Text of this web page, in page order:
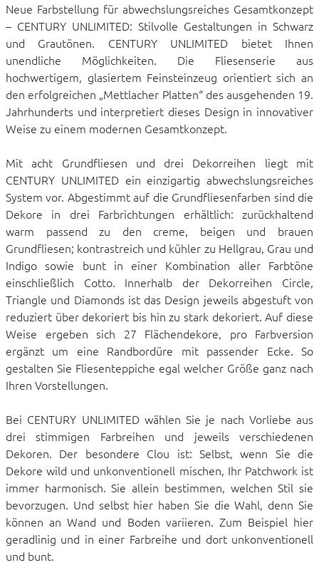
Neue Farbstellung für abwechslungsreiches Gesamtkonzept
– CENTURY UNLIMITED: Stilvolle Gestaltungen in Schwarz
und Grautönen. CENTURY UNLIMITED bietet Ihnen
unendliche Möglichkeiten. Die Fliesenserie aus
hochwertigem, glasiertem Feinsteinzeug orientiert sich an
den erfolgreichen „Mettlacher Platten“ des ausgehenden 19.
Jahrhunderts und interpretiert dieses Design in innovativer
Weise zu einem modernen Gesamtkonzept.
Mit acht Grundfliesen und drei Dekorreihen liegt mit
CENTURY UNLIMITED ein einzigartig abwechslungsreiches
System vor. Abgestimmt auf die Grundfliesenfarben sind die
Dekore in drei Farbrichtungen erhältlich: zurückhaltend
warm passend zu den creme, beigen und brauen
Grundfliesen; kontrastreich und kühler zu Hellgrau, Grau und
Indigo sowie bunt in einer Kombination aller Farbtöne
einschließlich Cotto. Innerhalb der Dekorreihen Circle,
Triangle und Diamonds ist das Design jeweils abgestuft von
reduziert über dekoriert bis hin zu stark dekoriert. Auf diese
Weise ergeben sich 27 Flächendekore, pro Farbversion
ergänzt um eine Randbordüre mit passender Ecke. So
gestalten Sie Fliesenteppiche egal welcher Größe ganz nach
Ihren Vorstellungen.
Bei CENTURY UNLIMITED wählen Sie je nach Vorliebe aus
drei stimmigen Farbreihen und jeweils verschiedenen
Dekoren. Der besondere Clou ist: Selbst, wenn Sie die
Dekore wild und unkonventionell mischen, Ihr Patchwork ist
immer harmonisch. Sie allein bestimmen, welchen Stil sie
bevorzugen. Und selbst hier haben Sie die Wahl, denn Sie
können an Wand und Boden variieren. Zum Beispiel hier
geradlinig und in einer Farbreihe und dort unkonventionell
und bunt.